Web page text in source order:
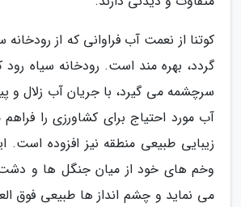
کوتنا از نعمت آب فراوانی که از
گردد، بهره مند است. رودخانه سیاه رود
سرچشمه می گیرد، با جریان آب زلال و
آب مورد احتیاج برای کشاورزی را فراهم
زیبایی طبیعی منطقه نیز افزوده است.
وخم های خود از میان جنگل ها و
می نماید و چشم انداز ها طبیعی فوق